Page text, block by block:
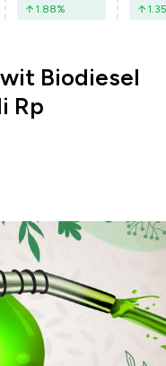
1.88% 1.35
Biodiesel
Rp